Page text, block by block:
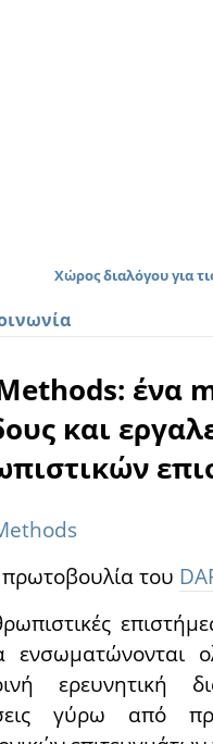
Χώρος διαλόγου για
ένα
και
του
ενσωματώνονται
ερευνητική
γύρω από